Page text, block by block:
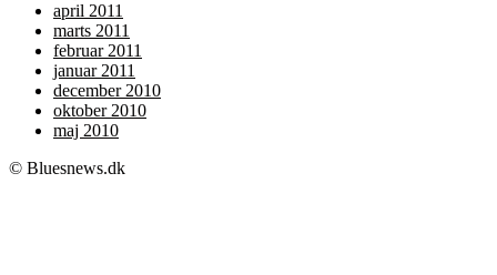
april 2011
marts 2011
februar 2011
januar 2011
december 2010
oktober 2010
maj 2010
© Bluesnews.dk